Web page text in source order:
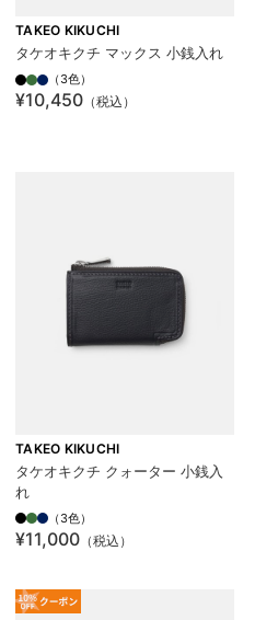
TAKEO KIKUCHI
タケオキクチ マックス 小銭入れ
（3色）
¥10,450 （税込）
TAKEO KIKUCHI
タケオキクチ クォーター 小銭入
れ
（3色）
¥11,000 （税込）